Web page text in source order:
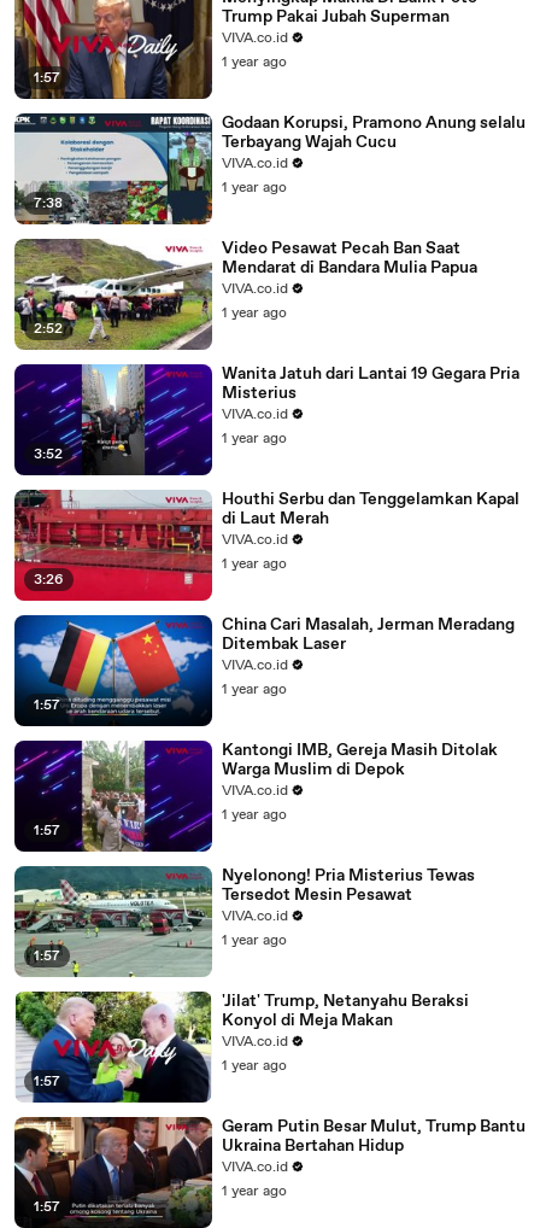
1:57
Trump Pakai Jubah Superman
VIVA.co.id
1 year ago
7:38
Godaan Korupsi, Pramono Anung selalu
Terbayang Wajah Cucu
VIVA.co.id
1 year ago
2:52
Video Pesawat Pecah Ban Saat
Mendarat di Bandara Mulia Papua
VIVA.co.id
1 year ago
3:52
Wanita Jatuh dari Lantai 19 Gegara Pria
Misterius
VIVA.co.id
1 year ago
3:26
Houthi Serbu dan Tenggelamkan Kapal
di Laut Merah
VIVA.co.id
1 year ago
1:57
China Cari Masalah, Jerman Meradang
Ditembak Laser
VIVA.co.id
1 year ago
1:57
Kantongi IMB, Gereja Masih Ditolak
Warga Muslim di Depok
VIVA.co.id
1 year ago
1:57
Nyelonong! Pria Misterius Tewas
Tersedot Mesin Pesawat
VIVA.co.id
1 year ago
1:57
'Jilat' Trump, Netanyahu Beraksi
Konyol di Meja Makan
VIVA.co.id
1 year ago
1:57
Geram Putin Besar Mulut, Trump Bantu
Ukraina Bertahan Hidup
VIVA.co.id
1 year ago